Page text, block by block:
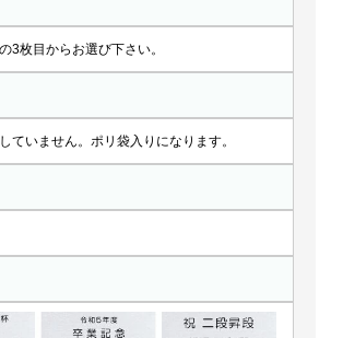
3枚目からお選び下さい。
ていません。ポリ袋入りになります。